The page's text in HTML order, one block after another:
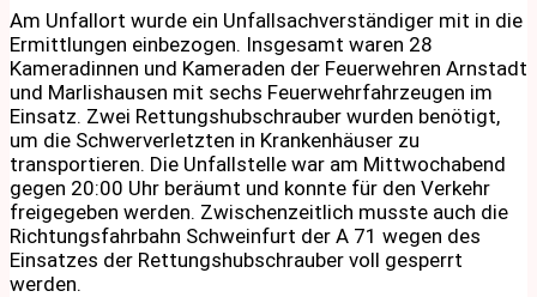
Am Unfallort wurde ein Unfallsachverständiger mit in die
Ermittlungen einbezogen. Insgesamt waren 28
Kameradinnen und Kameraden der Feuerwehren Arnstadt
und Marlishausen mit sechs Feuerwehrfahrzeugen im
Einsatz. Zwei Rettungshubschrauber wurden benötigt,
um die Schwerverletzten in Krankenhäuser zu
transportieren. Die Unfallstelle war am Mittwochabend
gegen 20:00 Uhr beräumt und konnte für den Verkehr
freigegeben werden. Zwischenzeitlich musste auch die
Richtungsfahrbahn Schweinfurt der A 71 wegen des
Einsatzes der Rettungshubschrauber voll gesperrt
werden.